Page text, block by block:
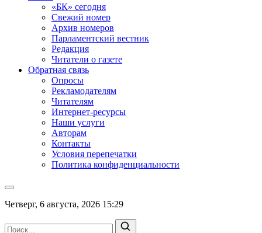
«БК» сегодня
Свежий номер
Архив номеров
Парламентский вестник
Редакция
Читатели о газете
Обратная связь
Опросы
Рекламодателям
Читателям
Интернет-ресурсы
Наши услуги
Авторам
Контакты
Условия перепечатки
Политика конфиденциальности
Четверг, 6 августа, 2026 15:29